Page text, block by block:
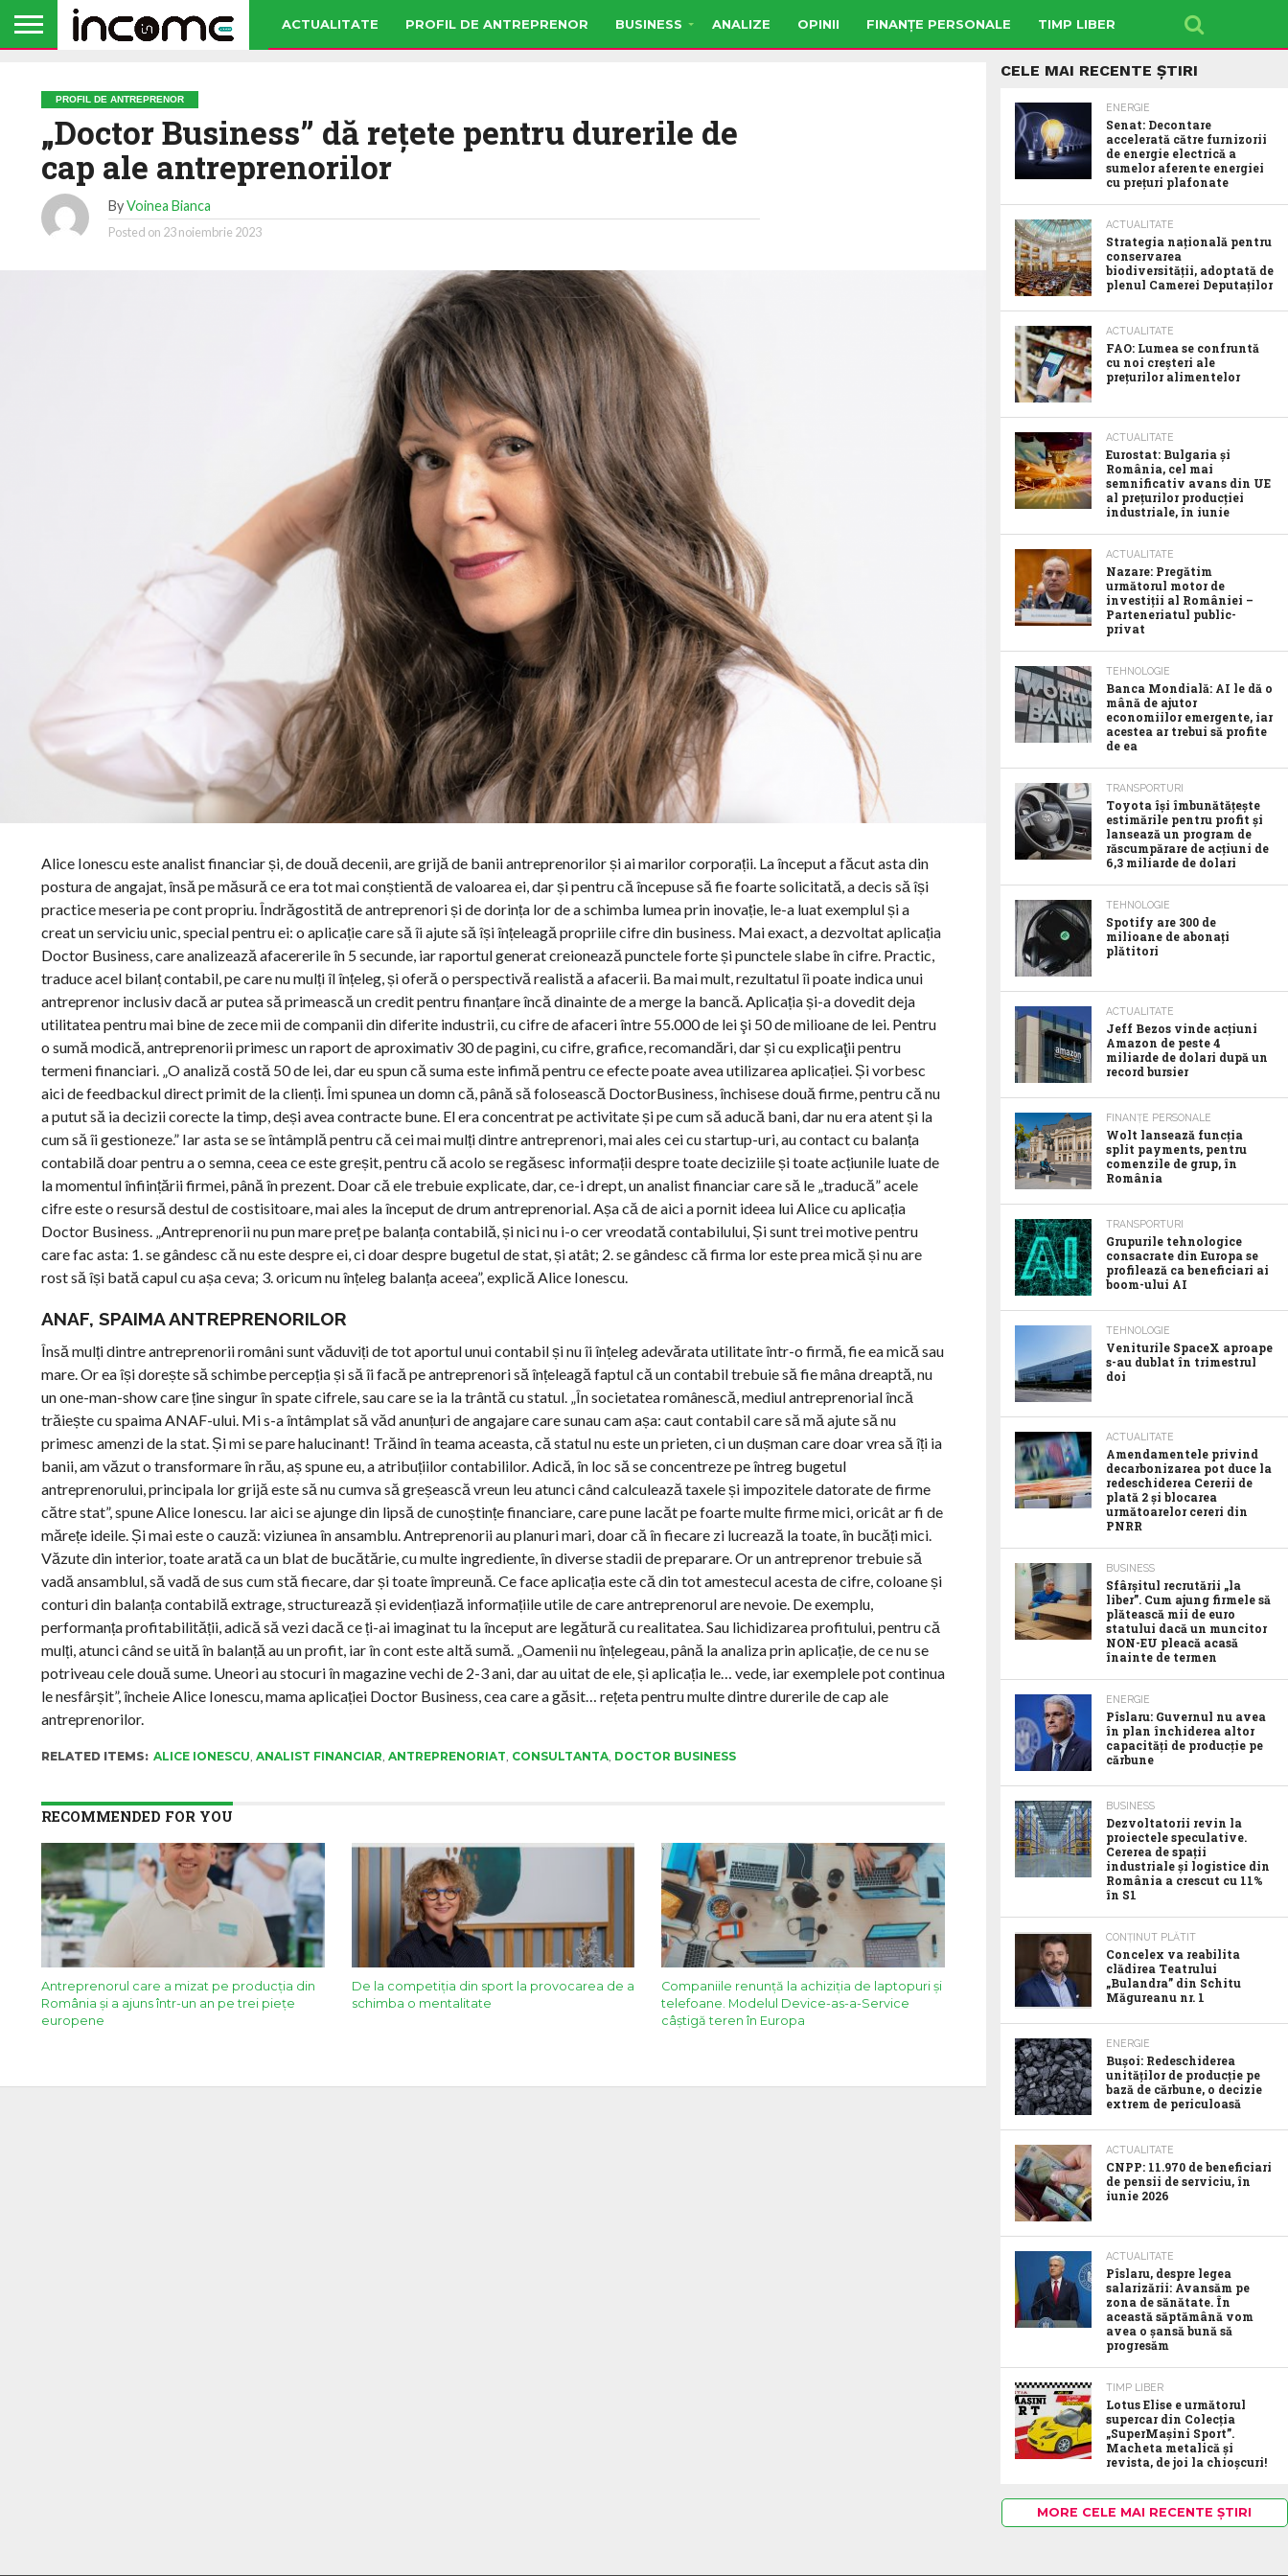
ACTUALITATE PROFIL DE ANTREPRENOR BUSINESS ANALIZE OPINII FINANȚE PERSONALE TIMP LIBER
PROFIL DE ANTREPRENOR
„Doctor Business” dă rețete pentru durerile de
cap ale antreprenorilor
ByVoinea Bianca
Posted on 23 noiembrie 2023
Alice Ionescu este analist financiar și, de două decenii, are grijă de banii antreprenorilor și ai marilor corporații. La început a făcut asta din
postura de angajat, însă pe măsură ce era tot mai conștientă de valoarea ei, dar și pentru că începuse să fie foarte solicitată, a decis să își
practice meseria pe cont propriu. Îndrăgostită de antreprenori și de dorința lor de a schimba lumea prin inovație, le-a luat exemplul și a
creat un serviciu unic, special pentru ei: o aplicație care să îi ajute să își înțeleagă propriile cifre din business. Mai exact, a dezvoltat aplicația
Doctor Business, care analizează afacererile în 5 secunde, iar raportul generat creionează punctele forte și punctele slabe în cifre. Practic,
traduce acel bilanț contabil, pe care nu mulți îl înțeleg, și oferă o perspectivă realistă a afacerii. Ba mai mult, rezultatul îi poate indica unui
antreprenor inclusiv dacă ar putea să primească un credit pentru finanțare încă dinainte de a merge la bancă. Aplicația și-a dovedit deja
utilitatea pentru mai bine de zece mii de companii din diferite industrii, cu cifre de afaceri între 55.000 de lei şi 50 de milioane de lei. Pentru
o sumă modică, antreprenorii primesc un raport de aproximativ 30 de pagini, cu cifre, grafice, recomandări, dar și cu explicaţii pentru
termeni financiari. „O analiză costă 50 de lei, dar eu spun că suma este infimă pentru ce efecte poate avea utilizarea aplicației. Și vorbesc
aici de feedbackul direct primit de la clienți. Îmi spunea un domn că, până să folosească DoctorBusiness, închisese două firme, pentru că nu
a putut să ia decizii corecte la timp, deși avea contracte bune. El era concentrat pe activitate și pe cum să aducă bani, dar nu era atent și la
cum să îi gestioneze.” Iar asta se se întâmplă pentru că cei mai mulți dintre antreprenori, mai ales cei cu startup-uri, au contact cu balanța
contabilă doar pentru a o semna, ceea ce este greșit, pentru că acolo se regăsesc informații despre toate deciziile și toate acțiunile luate de
la momentul înființării firmei, până în prezent. Doar că ele trebuie explicate, dar, ce-i drept, un analist financiar care să le „traducă” acele
cifre este o resursă destul de costisitoare, mai ales la început de drum antreprenorial. Așa că de aici a pornit ideea lui Alice cu aplicația
Doctor Business. „Antreprenorii nu pun mare preț pe balanța contabilă, și nici nu i-o cer vreodată contabilului, Și sunt trei motive pentru
care fac asta: 1. se gândesc că nu este despre ei, ci doar despre bugetul de stat, și atât; 2. se gândesc că firma lor este prea mică și nu are
rost să își bată capul cu așa ceva; 3. oricum nu înțeleg balanța aceea”, explică Alice Ionescu.
ANAF, SPAIMA ANTREPRENORILOR
Însă mulți dintre antreprenorii români sunt văduviți de tot aportul unui contabil și nu îi înțeleg adevărata utilitate într-o firmă, fie ea mică sau
mare. Or ea își dorește să schimbe percepția și să îi facă pe antreprenori să înțeleagă faptul că un contabil trebuie să fie mâna dreaptă, nu
un one-man-show care ține singur în spate cifrele, sau care se ia la trântă cu statul. „În societatea românescă, mediul antreprenorial încă
trăiește cu spaima ANAF-ului. Mi s-a întâmplat să văd anunțuri de angajare care sunau cam așa: caut contabil care să mă ajute să nu
primesc amenzi de la stat. Și mi se pare halucinant! Trăind în teama aceasta, că statul nu este un prieten, ci un dușman care doar vrea să îți ia
banii, am văzut o transformare în rău, aș spune eu, a atribuțiilor contabililor. Adică, în loc să se concentreze pe întreg bugetul
antreprenorului, principala lor grijă este să nu cumva să greșească vreun leu atunci când calculează taxele și impozitele datorate de firme
către stat”, spune Alice Ionescu. Iar aici se ajunge din lipsă de cunoștințe financiare, care pune lacăt pe foarte multe firme mici, oricât ar fi de
mărețe ideile. Și mai este o cauză: viziunea în ansamblu. Antreprenorii au planuri mari, doar că în fiecare zi lucrează la toate, în bucăți mici.
Văzute din interior, toate arată ca un blat de bucătărie, cu multe ingrediente, în diverse stadii de preparare. Or un antreprenor trebuie să
vadă ansamblul, să vadă de sus cum stă fiecare, dar și toate împreună. Ce face aplicația este că din tot amestecul acesta de cifre, coloane și
conturi din balanța contabilă extrage, structurează și evidențiază informațiile utile de care antreprenorul are nevoie. De exemplu,
performanța profitabilității, adică să vezi dacă ce ți-ai imaginat tu la început are legătură cu realitatea. Sau lichidizarea profitului, pentru că
mulți, atunci când se uită în balanță au un profit, iar în cont este altă sumă. „Oamenii nu înțelegeau, până la analiza prin aplicație, de ce nu se
potriveau cele două sume. Uneori au stocuri în magazine vechi de 2-3 ani, dar au uitat de ele, și aplicația le… vede, iar exemplele pot continua
le nesfârșit”, încheie Alice Ionescu, mama aplicației Doctor Business, cea care a găsit… rețeta pentru multe dintre durerile de cap ale
antreprenorilor.
RELATED ITEMS: ALICE IONESCU ANALIST FINANCIAR ANTREPRENORIAT CONSULTANTA, DOCTOR BUSINESS
RECOMMENDED FOR YOU
Antreprenorul care a mizat pe producția din
România și a ajuns într-un an pe trei piețe
europene
De la competiția din sport la provocarea de a
schimba o mentalitate
Companiile renunță la achiziția de laptopuri și
telefoane. Modelul Device-as-a-Service
câștigă teren în Europa
CELE MAI RECENTE ȘTIRI
ENERGIE
Senat: Decontare
accelerată către furnizorii
de energie electrică a
sumelor aferente energiei
cu prețuri plafonate
ACTUALITATE
Strategia națională pentru
conservarea
biodiversității, adoptată de
plenul Camerei Deputaților
ACTUALITATE
FAO: Lumea se confruntă
cu noi creșteri ale
prețurilor alimentelor
ACTUALITATE
Eurostat: Bulgaria și
România, cel mai
semnificativ avans din UE
al prețurilor producției
industriale, în iunie
ACTUALITATE
Nazare: Pregătim
următorul motor de
investiții al României –
Parteneriatul public-
privat
TEHNOLOGIE
Banca Mondială: AI le dă o
mână de ajutor
economiilor emergente, iar
acestea ar trebui să profite
de ea
TRANSPORTURI
Toyota îşi îmbunătăţeşte
estimările pentru profit şi
lansează un program de
răscumpărare de acţiuni de
6,3 miliarde de dolari
TEHNOLOGIE
Spotify are 300 de
milioane de abonaţi
plătitori
ACTUALITATE
Jeff Bezos vinde acţiuni
Amazon de peste 4
miliarde de dolari după un
record bursier
FINANȚE PERSONALE
Wolt lansează funcția
split payments, pentru
comenzile de grup, în
România
TRANSPORTURI
Grupurile tehnologice
consacrate din Europa se
profilează ca beneficiari ai
boom-ului AI
TEHNOLOGIE
Veniturile SpaceX aproape
s-au dublat în trimestrul
doi
ACTUALITATE
Amendamentele privind
decarbonizarea pot duce la
redeschiderea Cererii de
plată 2 și blocarea
următoarelor cereri din
PNRR
BUSINESS
Sfârșitul recrutării „la
liber”. Cum ajung firmele să
plătească mii de euro
statului dacă un muncitor
NON-EU pleacă acasă
înainte de termen
ENERGIE
Pîslaru: Guvernul nu avea
în plan închiderea altor
capacități de producție pe
cărbune
BUSINESS
Dezvoltatorii revin la
proiectele speculative.
Cererea de spații
industriale și logistice din
România a crescut cu 11%
în S1
CONȚINUT PLĂTIT
Concelex va reabilita
clădirea Teatrului
„Bulandra” din Schitu
Măgureanu nr. 1
ENERGIE
Bușoi: Redeschiderea
unităților de producție pe
bază de cărbune, o decizie
extrem de periculoasă
ACTUALITATE
CNPP: 11.970 de beneficiari
de pensii de serviciu, în
iunie 2026
ACTUALITATE
Pîslaru, despre legea
salarizării: Avansăm pe
zona de sănătate. În
această săptămână vom
avea o șansă bună să
progresăm
TIMP LIBER
Lotus Elise e următorul
supercar din Colecția
„SuperMașini Sport”.
Macheta metalică și
revista, de joi la chioșcuri!
MORE CELE MAI RECENTE ȘTIRI